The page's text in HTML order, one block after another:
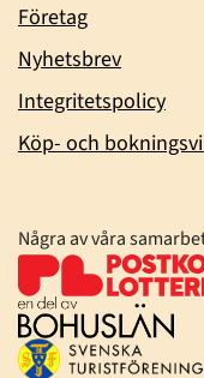
Företag
Nyhetsbrev
Integritetspolicy
Köp- och
Några av våra